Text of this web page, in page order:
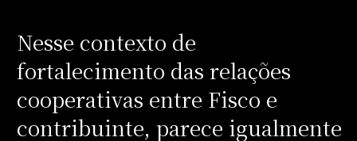
Nesse contexto de
fortalecimento das relações
cooperativas entre Fisco e
contribuinte, parece igualmente